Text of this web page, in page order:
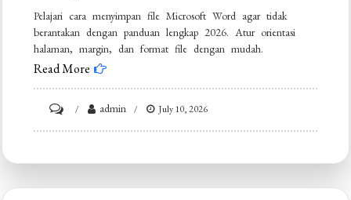
Pelajari cara menyimpan file Microsoft Word agar tidak
berantakan dengan panduan lengkap 2026. Atur orientasi
halaman, margin, dan format file dengan mudah.
Read More
Ternyata
admin July 10, 2026